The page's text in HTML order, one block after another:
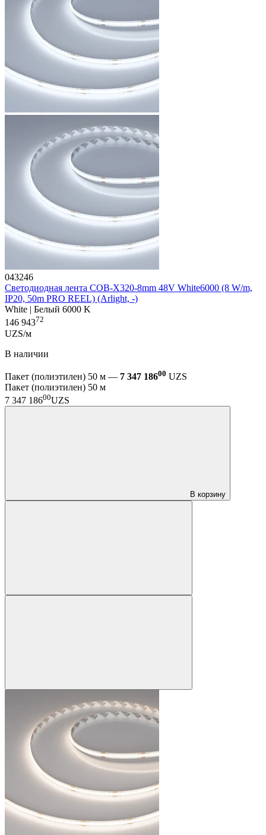
043246
Светодиодная лента COB-X320-8mm 48V White6000 (8 W/m,
IP20, 50m PRO REEL) (Arlight, -)
White | Белый 6000 K
146 94372
UZS/м
В наличии
Пакет (полиэтилен) 50 м — 7 347 18600 UZS
Пакет (полиэтилен) 50 м
7 347 18600UZS
В корзину